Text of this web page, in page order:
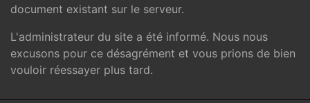
document existant sur le serveur.
L'administrateur du site a été informé. Nous nous
excusons pour ce désagrément et vous prions de bien
vouloir réessayer plus tard.